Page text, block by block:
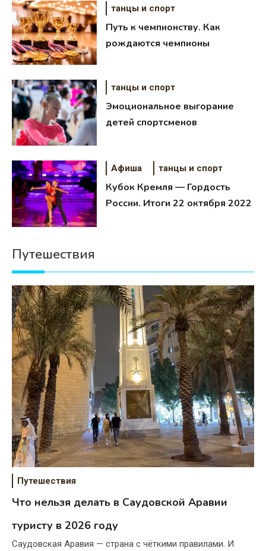
недвижимость в Саудовской
Аравии иностранцу
16.04.2026
танцы и спорт
Путь к чемпионству. Как
рождаются чемпионы
танцы и спорт
Эмоциональное выгорание
детей спортсменов
Афиша танцы и спорт
Кубок Кремля — Гордость
России. Итоги 22 октября 2022
Путешествия
Путешествия
Что нельзя делать в Саудовской Аравии
туристу в 2026 году
Саудовская Аравия — страна с чёткими правилами. И